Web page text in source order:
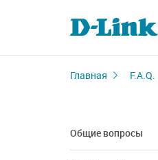
Главная F.A.Q.
Общие вопросы